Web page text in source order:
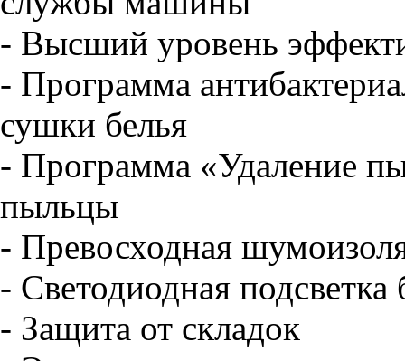
- Высший уровень
- Программа
сушки белья
- Программа «Удаление
пыльцы
- Превосходная
- Светодиодная подсветка
- Защита от складок